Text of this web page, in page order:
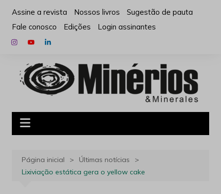
para
conteúdo
Assine a revista Nossos livros
Sugestão de pauta
Fale conosco
Edições Login assinantes
Página inicial
Últimas notícias
Lixiviação estática gera o yellow cake